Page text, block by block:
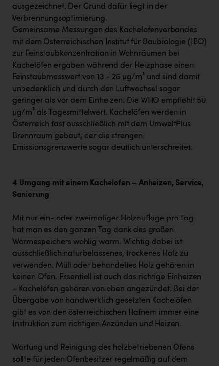
ausgezeichnet. Der Grund dafür liegt in der
Verbrennungsoptimierung.
Gemeinsame Messungen des Kachelofenverbandes
mit dem Österreichischen Institut für Baubiologie (IBO)
zur Feinstaubkonzentration in Wohnräumen bei
Kachelöfen ergaben während der Heizphase einen
Feinstaubmesswert von 13 – 26 µg/m³ und sind damit
unbedenklich und durch den Luftwechsel sogar
geringer als vor dem Einheizen. Die WHO empfiehlt 50
µg/m³ als Tagesmittelwert. Kachelöfen werden in
Österreich fast ausschließlich mit dem UmweltPlus
Brennraum gebaut, der die strengen
Emissionsgrenzwerte sogar deutlich unterschreitet.
4 Umgang mit einem Kachelofen – Anheizen, Service,
Sanierung
Mit nur ein- oder zweimaliger Holzauflage pro Tag
hat man es den ganzen Tag dank des großen
Wärmespeichers wohlig warm. Wichtig dabei ist
ausschließlich naturbelassenes, trockenes Holz zu
verwenden. Müll oder behandeltes Holz gehören in
keinen Ofen. Essentiell ist auch das richtige Einheizen
– Kachelöfen gehören von oben angezündet. Bei der
Übergabe von handwerklich gesetzten Kachelöfen
gibt es von den österreichischen Hafnern immer eine
Instruktion zum richtigen Anzünden und Heizen.
Wartung und Reinigung des holzbetriebenen Ofens
sollte für jeden Ofenbesitzer regelmäßig auf dem